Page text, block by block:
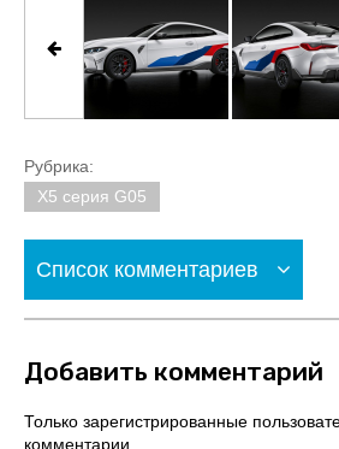
Рубрика:
X5 серия G05
Список комментариев
Добавить комментарий
Только зарегистрированные
комментарии.